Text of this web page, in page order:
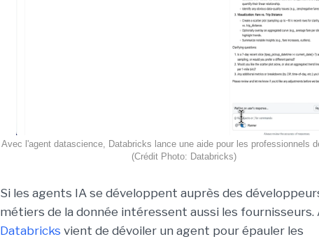
Avec l'agent datascience, Databricks lance une aide pour les professionnels
(Crédit Photo: Databricks)
Si les agents IA se développent auprès des
métiers de la donnée intéressent aussi les fournisseurs.
Databricks vient de dévoiler un agent pour épauler les